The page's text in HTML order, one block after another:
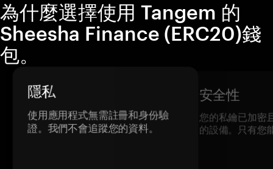
為什麼選擇使用 Tangem 的
Sheesha Finance (ERC20)錢
包。
隱私
使用應用程式無需註冊和身份驗
證。我們不會追蹤您的資料。
安全性
您的私鑰已加密
的設備。只有您